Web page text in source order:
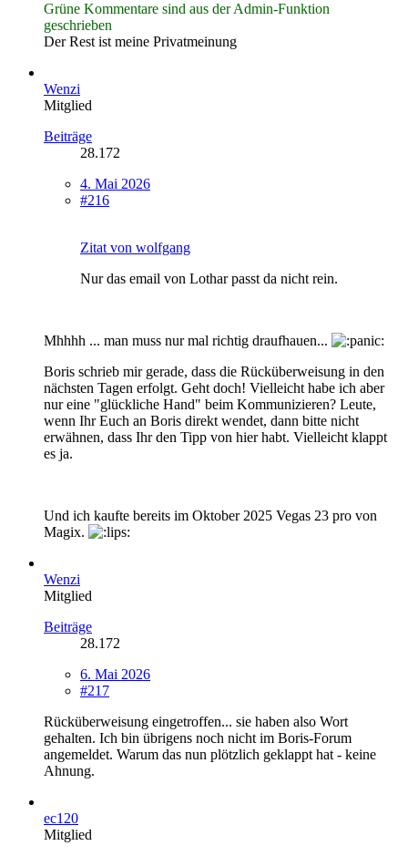
Grüne Kommentare sind aus der Admin-Funktion
geschrieben
Der Rest ist meine Privatmeinung
Wenzi
Mitglied
Beiträge
28.172
4. Mai 2026
#216
Zitat von wolfgang
Nur das email von Lothar passt da nicht rein.
Mhhhh ... man muss nur mal richtig draufhauen...
Boris schrieb mir gerade, dass die Rücküberweisung in den
nächsten Tagen erfolgt. Geht doch! Vielleicht habe ich aber
nur eine "glückliche Hand" beim Kommunizieren? Leute,
wenn Ihr Euch an Boris direkt wendet, dann bitte nicht
erwähnen, dass Ihr den Tipp von hier habt. Vielleicht klappt
es ja.
Und ich kaufte bereits im Oktober 2025 Vegas 23 pro von
Magix.
Wenzi
Mitglied
Beiträge
28.172
6. Mai 2026
#217
Rücküberweisung eingetroffen... sie haben also Wort
gehalten. Ich bin übrigens noch nicht im Boris-Forum
angemeldet. Warum das nun plötzlich geklappt hat - keine
Ahnung.
ec120
Mitglied